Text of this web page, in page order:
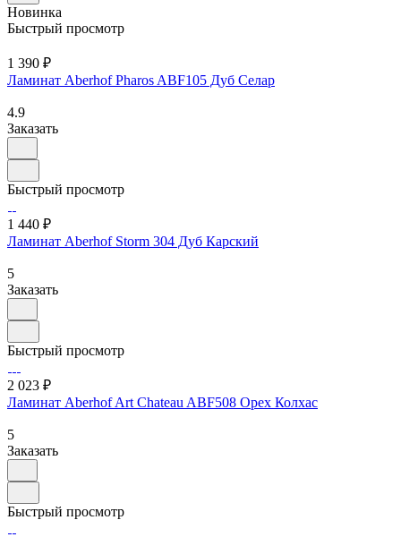
Новинка
Быстрый просмотр
1 390 ₽
Ламинат Aberhof Pharos ABF105 Дуб Селар
4.9
Заказать
Быстрый просмотр
1 440 ₽
Ламинат Aberhof Storm 304 Дуб Карский
5
Заказать
Быстрый просмотр
2 023 ₽
Ламинат Aberhof Art Chateau ABF508 Орех Колхас
5
Заказать
Быстрый просмотр